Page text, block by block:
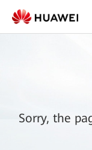
Sorry, the